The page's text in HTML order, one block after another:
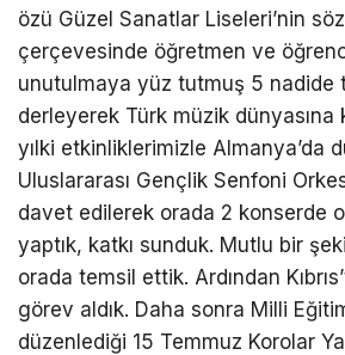
özü Güzel Sanatlar Liseleri’nin
çerçevesinde öğretmen ve
unutulmaya yüz tutmuş 5 nadide
derleyerek Türk müzik dünyasına
yılki etkinliklerimizle Almanya’da
Uluslararası Gençlik Senfoni
davet edilerek orada 2 konserde
yaptık, katkı sunduk. Mutlu bir
orada temsil ettik. Ardından
görev aldık. Daha sonra Milli Eğitim
düzenlediği 15 Temmuz Korolar